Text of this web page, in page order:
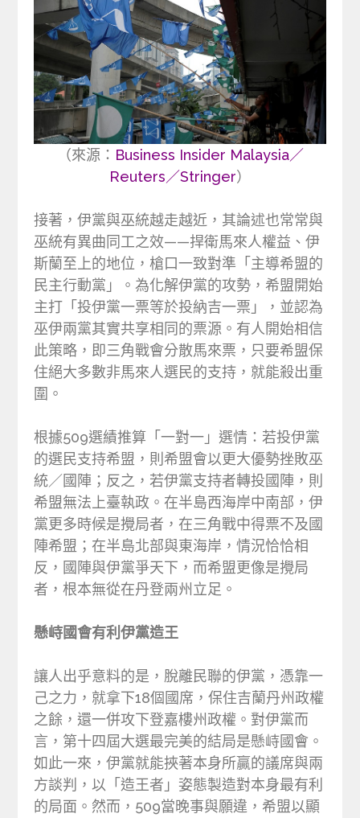
（來源： Business Insider Malaysia／
Reuters／Stringer）
接著，伊黨與巫統越走越近，其論述也常常與
巫統有異曲同工之效——捍衛馬來人權益、伊
斯蘭至上的地位，槍口一致對準「主導希盟的
民主行動黨」。為化解伊黨的攻勢，希盟開始
主打「投伊黨一票等於投納吉一票」，並認為
巫伊兩黨其實共享相同的票源。有人開始相信
此策略，即三角戰會分散馬來票，只要希盟保
住絕大多數非馬來人選民的支持，就能殺出重
圍。
根據509選績推算「一對一」選情：若投伊黨
的選民支持希盟，則希盟會以更大優勢挫敗巫
統／國陣；反之，若伊黨支持者轉投國陣，則
希盟無法上臺執政。在半島西海岸中南部，伊
黨更多時候是攪局者，在三角戰中得票不及國
陣希盟；在半島北部與東海岸，情況恰恰相
反，國陣與伊黨爭天下，而希盟更像是攪局
者，根本無從在丹登兩州立足。
懸峙國會有利伊黨造王
讓人出乎意料的是，脫離民聯的伊黨，憑靠一
己之力，就拿下18個國席，保住吉蘭丹州政權
之餘，還一併攻下登嘉樓州政權。對伊黨而
言，第十四屆大選最完美的結局是懸峙國會。
如此一來，伊黨就能挾著本身所贏的議席與兩
方談判，以「造王者」姿態製造對本身最有利
的局面。然而，509當晚事與願違，希盟以顯